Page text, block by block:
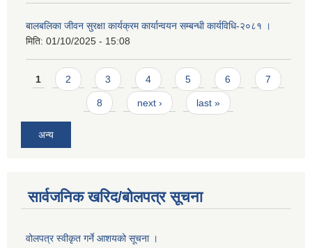
बालबलिका जीवन सुरक्षा कार्यक्रम कार्यान्वयन सम्बन्धी कार्यविधि-२०८१ ।
मिति: 01/10/2025 - 15:08
Pages
1 2 3 4 5 6 7
8 next › last »
अन्य
सार्वजनिक खरिद/बोलपत्र सूचना
वोलपत्र स्वीकृत गर्ने आशयको सूचना ।